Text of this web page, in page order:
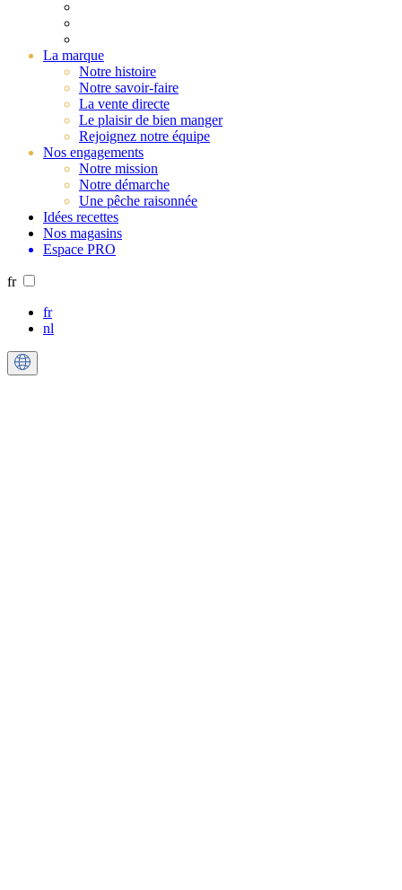
La marque
Notre histoire
Notre savoir-faire
La vente directe
Le plaisir de bien manger
Rejoignez notre équipe
Nos engagements
Notre mission
Notre démarche
Une pêche raisonnée
Idées recettes
Nos magasins
Espace PRO
fr
fr
nl